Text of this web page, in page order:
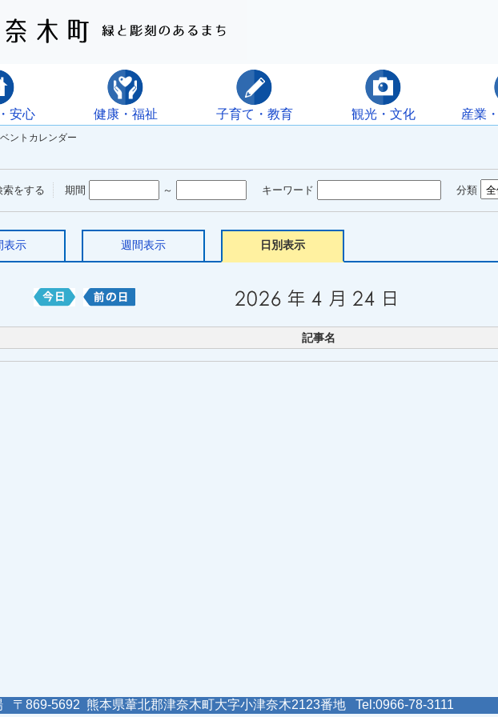
安心 健康・福祉 子育て・教育 観光・文化 産業
ントカレンダー
索をする 期間 ～ キーワード 分類
表示 週間表示 日別表示
記事名
〒869-5692 熊本県葦北郡津奈木町大字小津奈木2123番地 Tel:0966-78-3111